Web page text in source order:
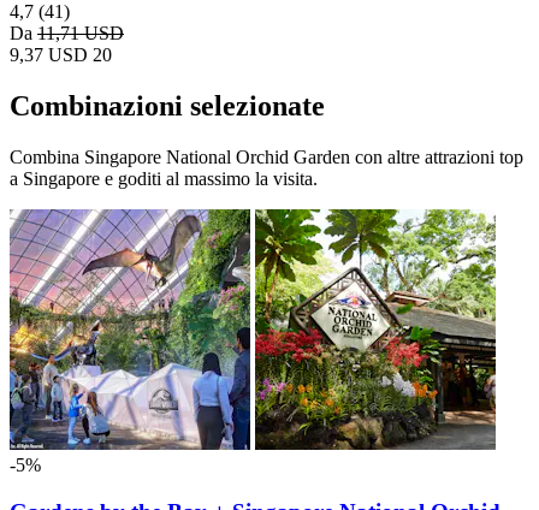
4,7 (41)
Da 11,71 USD
9,37 USD 20
Combinazioni selezionate
Combina Singapore National Orchid Garden con altre attrazioni top
a Singapore e goditi al massimo la visita.
-5%